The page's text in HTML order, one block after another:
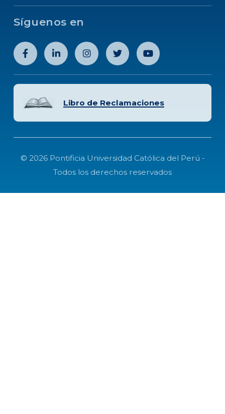
Síguenos en
Libro de Reclamaciones
© 2026 Pontificia Universidad Católica del Perú -
Todos los derechos reservados